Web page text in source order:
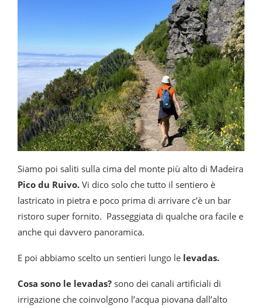
Siamo poi saliti sulla cima del monte più alto di Madeira
Pico du Ruivo. Vi dico solo che tutto il sentiero è
lastricato in pietra e poco prima di arrivare c’è un bar
ristoro super fornito. Passeggiata di qualche ora facile e
anche qui davvero panoramica.
E poi abbiamo scelto un sentieri lungo le levadas.
Cosa sono le levadas? sono dei canali artificiali di
irrigazione che coinvolgono l’acqua piovana dall’alto